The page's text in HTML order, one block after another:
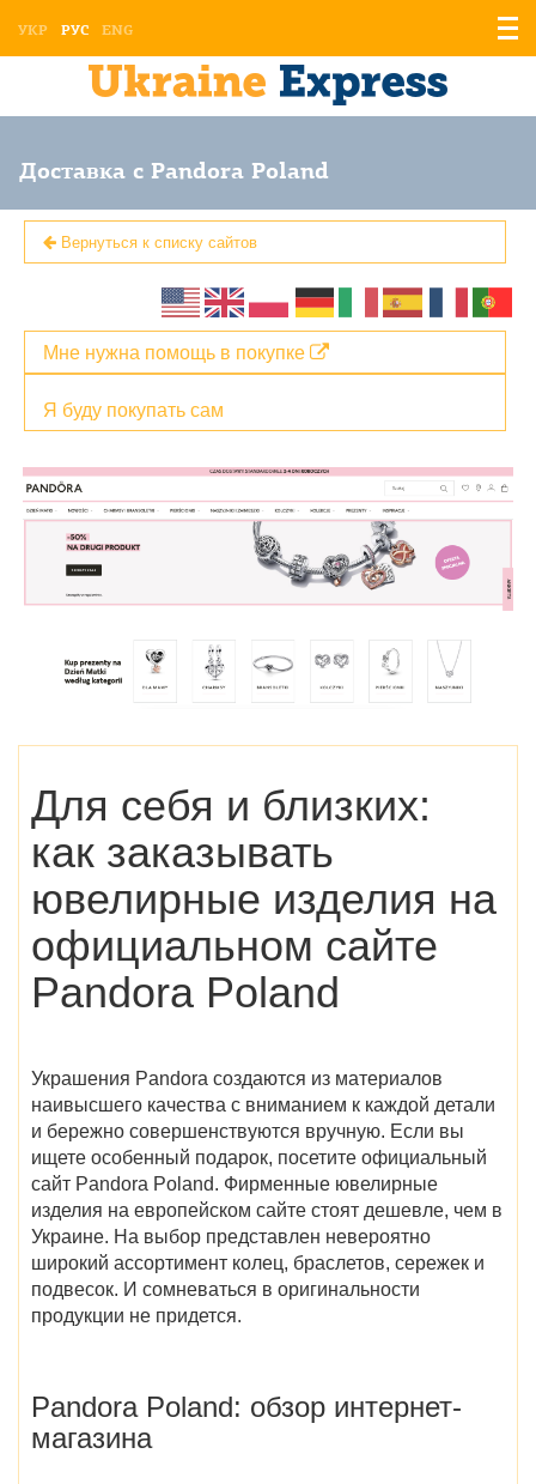
УКР РУС ENG
Доставка с Pandora Poland
Вернуться к списку сайтов
Я буду покупать сам
Мне нужна помощь в покупке
Для себя и близких:
как заказывать
ювелирные изделия на
официальном сайте
Pandora Poland
Украшения Pandora создаются из материалов
наивысшего качества с вниманием к каждой детали
и бережно совершенствуются вручную. Если вы
ищете особенный подарок, посетите официальный
сайт Pandora Poland. Фирменные ювелирные
изделия на европейском сайте стоят дешевле, чем в
Украине. На выбор представлен невероятно
широкий ассортимент колец, браслетов, сережек и
подвесок. И сомневаться в оригинальности
продукции не придется.
Pandora Poland: обзор интернет-
магазина